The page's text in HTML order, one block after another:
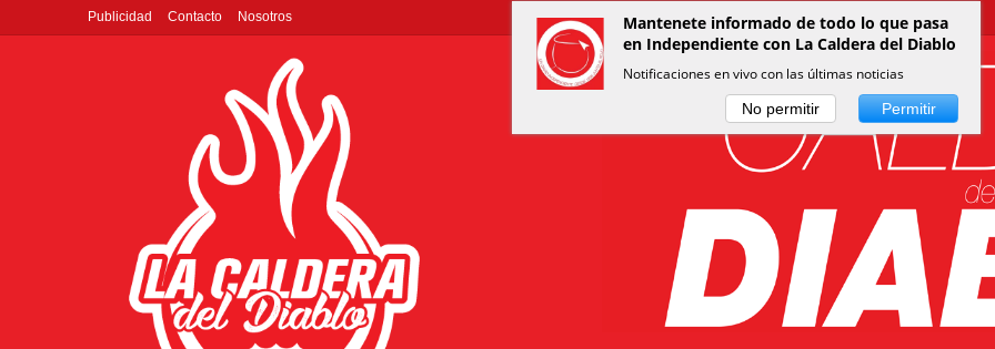
Publicidad Contacto Nosotros
Mantenete informado de todo lo que pasa
en Independiente con La Caldera del Diablo
Notificaciones en vivo con las últimas noticias
No permitir Permitir